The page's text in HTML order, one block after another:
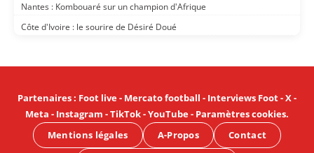
Nantes : Kombouaré sur un champion d'Afrique
Côte d'Ivoire : le sourire de Désiré Doué
Partenaires: Foot live- Mercato football - Interviews Foot-X-
Meta - Instagram -TikTok-YouTube- Paramètres cookies.
Mentions légales
A-Propos Contact